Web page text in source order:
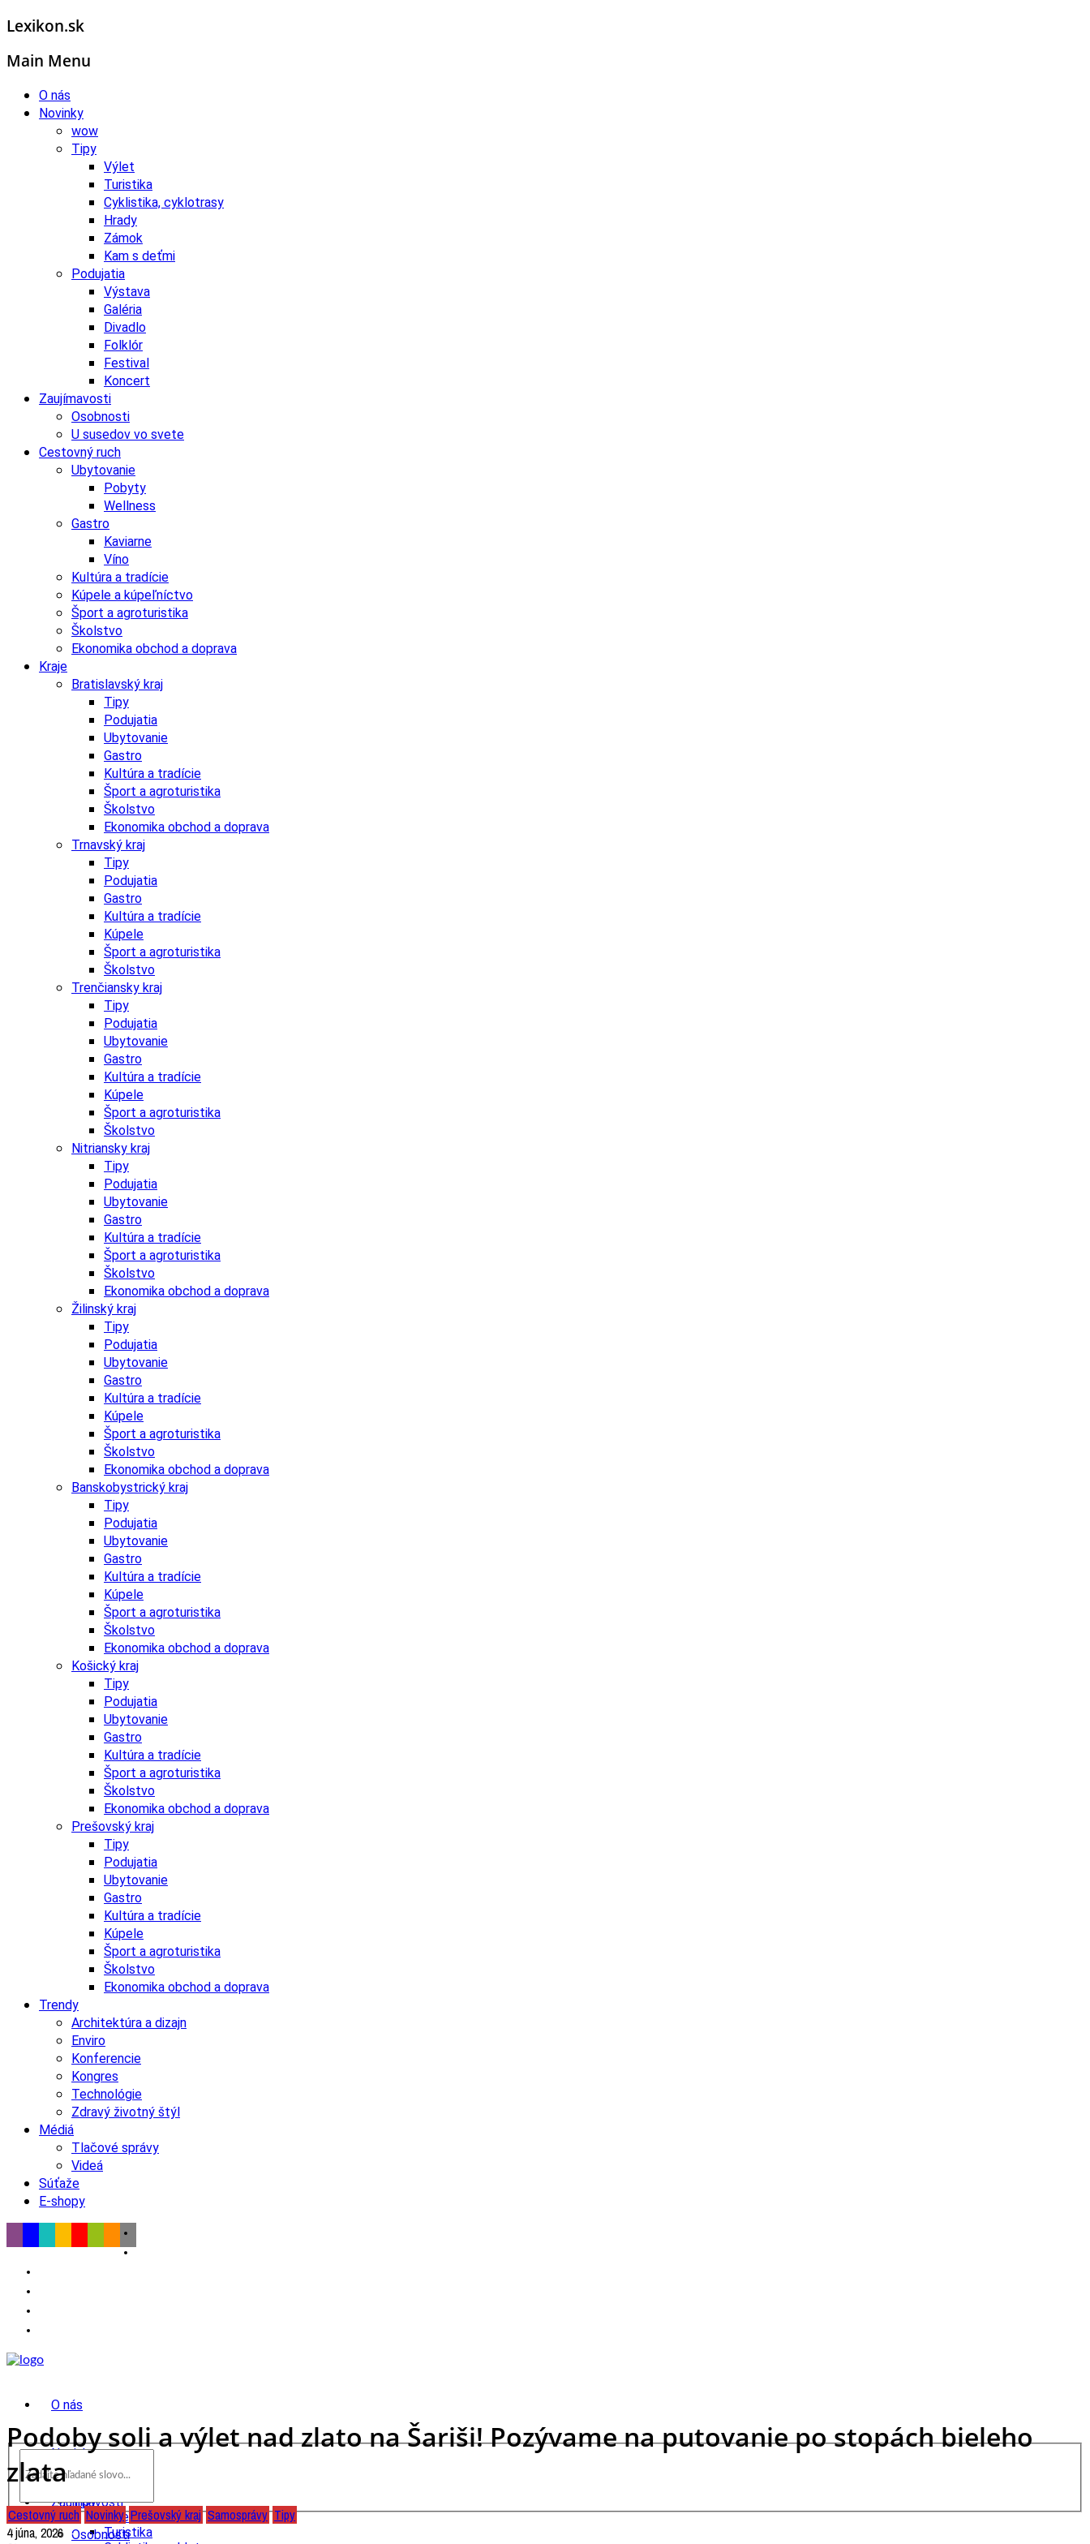
Lexikon.sk
Main Menu
O nás
Novinky
wow
Tipy
Výlet
Turistika
Cyklistika, cyklotrasy
Hrady
Zámok
Kam s deťmi
Podujatia
Výstava
Galéria
Divadlo
Folklór
Festival
Koncert
Zaujímavosti
Osobnosti
U susedov vo svete
Cestovný ruch
Ubytovanie
Pobyty
Wellness
Gastro
Kaviarne
Víno
Kultúra a tradície
Kúpele a kúpeľníctvo
Šport a agroturistika
Školstvo
Ekonomika obchod a doprava
Kraje
Bratislavský kraj
Tipy
Podujatia
Ubytovanie
Gastro
Kultúra a tradície
Šport a agroturistika
Školstvo
Ekonomika obchod a doprava
Trnavský kraj
Tipy
Podujatia
Gastro
Kultúra a tradície
Kúpele
Šport a agroturistika
Školstvo
Trenčiansky kraj
Tipy
Podujatia
Ubytovanie
Gastro
Kultúra a tradície
Kúpele
Šport a agroturistika
Školstvo
Nitriansky kraj
Tipy
Podujatia
Ubytovanie
Gastro
Kultúra a tradície
Šport a agroturistika
Školstvo
Ekonomika obchod a doprava
Žilinský kraj
Tipy
Podujatia
Ubytovanie
Gastro
Kultúra a tradície
Kúpele
Šport a agroturistika
Školstvo
Ekonomika obchod a doprava
Banskobystrický kraj
Tipy
Podujatia
Ubytovanie
Gastro
Kultúra a tradície
Kúpele
Šport a agroturistika
Školstvo
Ekonomika obchod a doprava
Košický kraj
Tipy
Podujatia
Ubytovanie
Gastro
Kultúra a tradície
Šport a agroturistika
Školstvo
Ekonomika obchod a doprava
Prešovský kraj
Tipy
Podujatia
Ubytovanie
Gastro
Kultúra a tradície
Kúpele
Šport a agroturistika
Školstvo
Ekonomika obchod a doprava
Trendy
Architektúra a dizajn
Enviro
Konferencie
Kongres
Technológie
Zdravý životný štýl
Médiá
Tlačové správy
Videá
Súťaže
E-shopy
O nás
Novinky
Tipy
Výlet
Turistika
Zaujímavosti
Osobnosti
Podoby soli a výlet nad zlato na Šariši! Pozývame na putovanie po stopách bieleho
zlata
Cestovný ruch Novinky Prešovský kraj Samosprávy Tipy
4 júna, 2026